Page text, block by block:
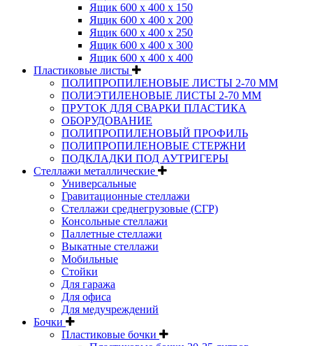
Ящик 600 х 400 х 150
Ящик 600 х 400 х 200
Ящик 600 х 400 х 250
Ящик 600 х 400 х 300
Ящик 600 х 400 х 400
Пластиковые листы
ПОЛИПРОПИЛЕНОВЫЕ ЛИСТЫ 2-70 ММ
ПОЛИЭТИЛЕНОВЫЕ ЛИСТЫ 2-70 ММ
ПРУТОК ДЛЯ СВАРКИ ПЛАСТИКА
ОБОРУДОВАНИЕ
ПОЛИПРОПИЛЕНОВЫЙ ПРОФИЛЬ
ПОЛИПРОПИЛЕНОВЫЕ СТЕРЖНИ
ПОДКЛАДКИ ПОД АУТРИГЕРЫ
Стеллажи металлические
Универсальные
Гравитационные стеллажи
Стеллажи среднегрузовые (СГР)
Консольные стеллажи
Паллетные стеллажи
Выкатные стеллажи
Мобильные
Стойки
Для гаража
Для офиса
Для медучреждений
Бочки
Пластиковые бочки